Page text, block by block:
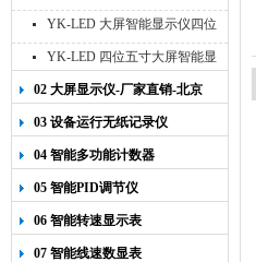
四位十寸
YK-LED 大屏智能显示仪四位
八寸
YK-LED 四位五寸大屏智能显
示仪
02 大屏显示仪-厂家直销-北京
宇科泰吉
03 设备运行无纸记录仪
04 智能多功能计数器
05 智能PID调节仪
06 智能转速显示表
07 智能线速数显表